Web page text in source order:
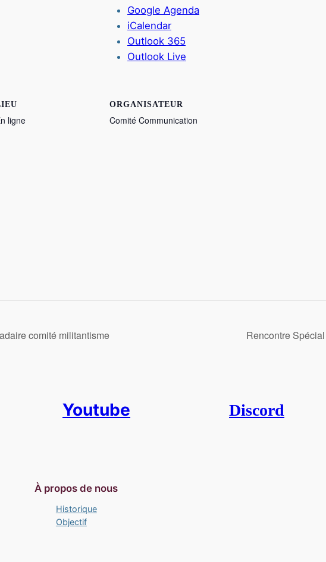
Google Agenda
iCalendar
Outlook 365
Outlook Live
ligne
ORGANISATEUR
Comité Communication
comité militantisme Rencontre
Youtube Discord
À propos de nous
Historique
Objectif